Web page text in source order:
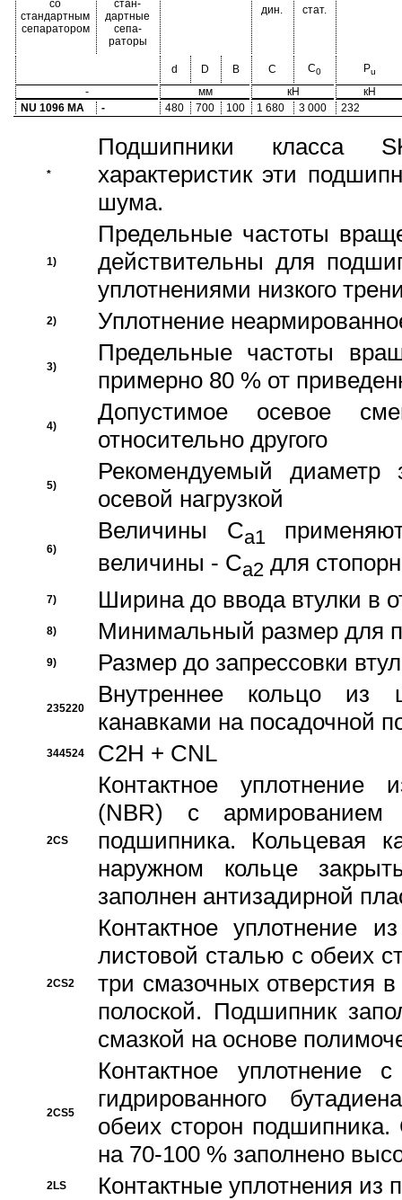
со
стандартным
сепаратором
стан-
дартные
сепа-
раторы
дин. стат.
d D B C C0 Pu
- мм кН
кН
NU 1096 MA
- 480 700 100 1 680 3 000 232
*
Подшипники класса
характеристик эти
шума.
1)
Предельные частоты
действительны для
уплотнениями низкого
2) Уплотнение
3)
Предельные частоты
примерно 80 % от
4)
Допустимое осевое
относительно другого
5)
Рекомендуемый диаметр
осевой нагрузкой
6)
Величины Ca1
величины - Ca2 для
7) Ширина до ввода втулки в
8) Минимальный размер для
9) Размер до запрессовки
235220
Внутреннее кольцо из
канавками на посадочной
344524 C2H + CNL
2CS
Контактное уплотнение
(NBR) с
подшипника. Кольцевая
наружном кольце
заполнен антизадирной
2CS2
Контактное уплотнение
листовой сталью с обеих
три смазочных отверстия
полоской. Подшипник
смазкой на основе
2CS5
Контактное уплотнение
гидрированного
обеих сторон
на 70-100 % заполнено
2LS Контактные уплотнения из